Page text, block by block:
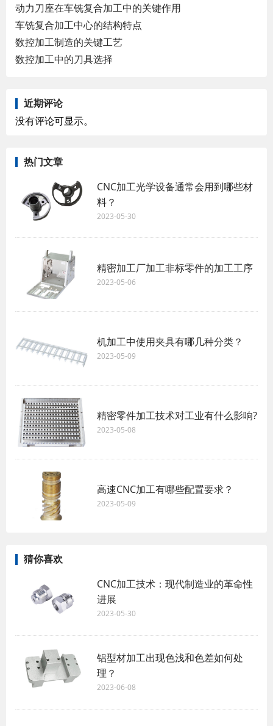
动力刀座在车铣复合加工中的关键作用
车铣复合加工中心的结构特点
数控加工制造的关键工艺
数控加工中的刀具选择
近期评论
没有评论可显示。
热门文章
CNC加工光学设备通常会用到哪些材
料？
2023-05-30
精密加工厂加工非标零件的加工工序
2023-05-06
机加工中使用夹具有哪几种分类？
2023-05-09
精密零件加工技术对工业有什么影响?
2023-05-08
高速CNC加工有哪些配置要求？
2023-05-09
猜你喜欢
CNC加工技术：现代制造业的革命性
进展
2023-05-30
铝型材加工出现色浅和色差如何处
理？
2023-06-08